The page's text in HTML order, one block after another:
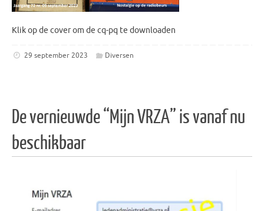
Klik op de cover om de cq-pq te downloaden
29 september 2023 Diversen
De vernieuwde “Mijn VRZA” is vanaf nu
beschikbaar